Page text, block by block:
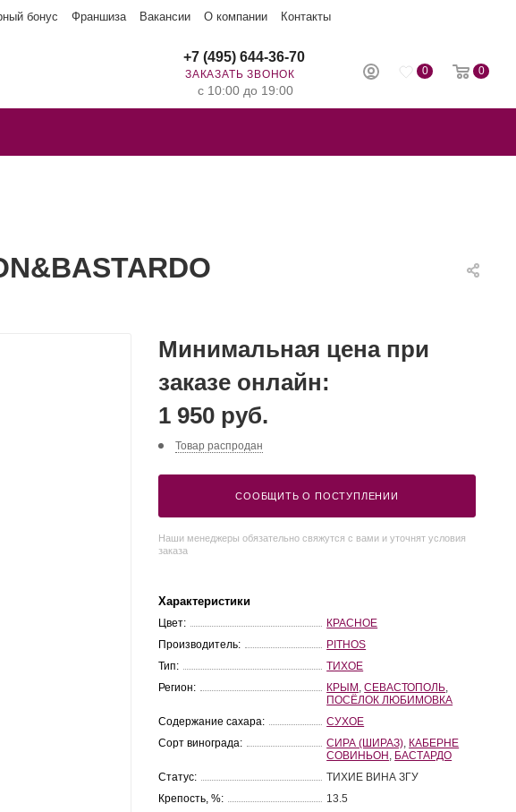
бонус Франшиза Вакансии О компании Контакты
0 0
+7 (495) 644-36-70
ЗАКАЗАТЬ ЗВОНОК
с 10:00 до 19:00
Минимальная цена при
заказе онлайн:
1 950 руб.
Товар распродан
СООБЩИТЬ О ПОСТУПЛЕНИИ
Наши менеджеры обязательно свяжутся с вами и уточнят условия
заказа
Характеристики
Цвет:
КРАСНОЕ
Производитель:
PITHOS
Тип:
ТИХОЕ
Регион:
КРЫМ ,СЕВАСТОПОЛЬ
ПОСЁЛОК ЛЮБИМОВКА
Содержание сахара:
СУХОЕ
Сорт винограда:
СИРА (ШИРАЗ) КАБЕРНЕ
СОВИНЬОН БАСТАРДО
Статус:
ТИХИЕ ВИНА ЗГУ
Крепость, %:
13.5